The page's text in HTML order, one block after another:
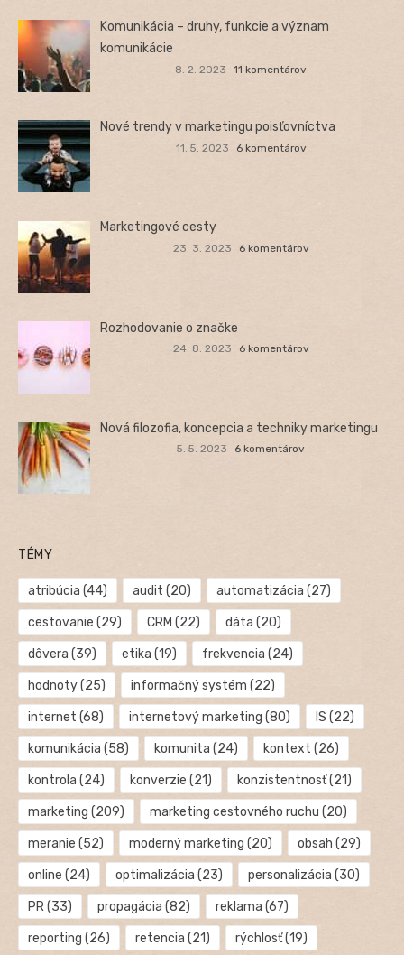
Komunikácia – druhy, funkcie a význam
komunikácie
8. 2. 2023 11 komentárov
Nové trendy v marketingu poisťovníctva
11. 5. 2023 6 komentárov
Marketingové cesty
23. 3. 2023 6 komentárov
Rozhodovanie o značke
24. 8. 2023 6 komentárov
Nová filozofia, koncepcia a techniky marketingu
5. 5. 2023 6 komentárov
TÉMY
atribúcia (44) audit (20) automatizácia (27)
cestovanie (29) CRM (22) dáta (20)
dôvera (39) etika (19) frekvencia (24)
hodnoty(25) informačný systém (22)
internet (68) internetový marketing (80) IS (22)
komunikácia (58) komunita (24) kontext (26)
kontrola (24) konverzie (21) konzistentnosť(21)
marketing (209) marketing cestovného ruchu (20)
meranie (52) moderný marketing (20) obsah (29)
online (24) optimalizácia (23) personalizácia (30)
PR(33) propagácia (82) reklama (67)
reporting (26) retencia (21) rýchlosť(19)